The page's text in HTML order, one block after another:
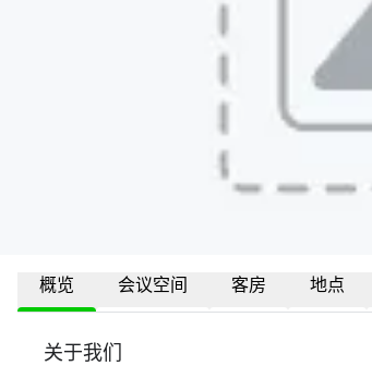
概览 会议空间 客房 地点
关于我们